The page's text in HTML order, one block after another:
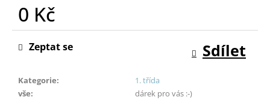
0 Kč
Měrná
cena:
Kategorie:
1. třída
vše:
dárek pro vás :-)
Zeptat se Sdílet
č
m